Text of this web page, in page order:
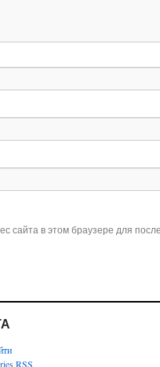
сайта в этом браузере для
RSS